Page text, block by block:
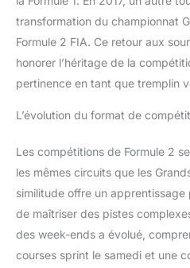
transformation du championnat
Formule 2 FIA. Ce retour aux
honorer l’héritage de la
pertinence en tant que tremplin
L’évolution du format de
Les compétitions de Formule 2
les mêmes circuits que les
similitude offre un
de maîtriser des pistes
des week-ends a évolué,
courses sprint le samedi et une